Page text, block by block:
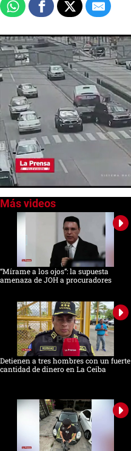
of
seconds
“Mírame a los ojos”: la supuesta
amenaza de JOH a procuradores
Detienen a tres hombres con un fuerte
cantidad de dinero en La Ceiba